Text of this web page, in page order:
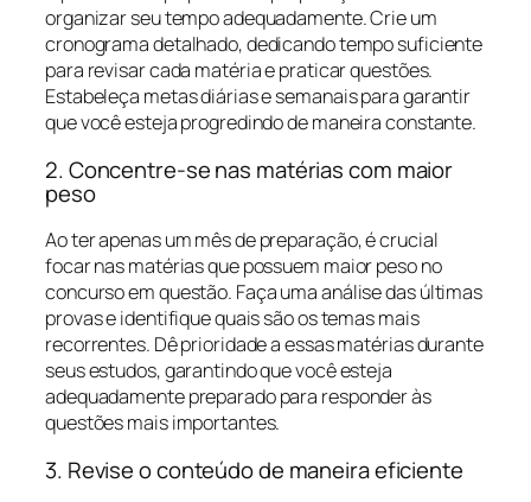
organizar seu tempo adequadamente. Crie um
cronograma detalhado, dedicando tempo suficiente
para revisar cada matéria e praticar questões.
Estabeleça metas diárias e semanais para garantir
que você esteja progredindo de maneira constante.
2. Concentre-se nas matérias com maior
peso
Ao ter apenas um mês de preparação, é crucial
focar nas matérias que possuem maior peso no
concurso em questão. Faça uma análise das últimas
provas e identifique quais são os temas mais
recorrentes. Dê prioridade a essas matérias durante
seus estudos, garantindo que você esteja
adequadamente preparado para responder às
questões mais importantes.
3. Revise o conteúdo de maneira eficiente